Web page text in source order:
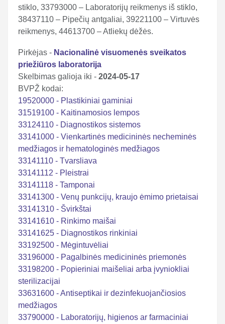
stiklo, 33793000 – Laboratorijų reikmenys iš stiklo,
38437110 – Pipečių antgaliai, 39221100 – Virtuvės
reikmenys, 44613700 – Atliekų dėžės.
Pirkėjas - Nacionalinė visuomenės sveikatos
priežiūros laboratorija
Skelbimas galioja iki - 2024-05-17
BVPŽ kodai:
19520000 - Plastikiniai gaminiai
31519100 - Kaitinamosios lempos
33124110 - Diagnostikos sistemos
33141000 - Vienkartinės medicininės necheminės
medžiagos ir hematologinės medžiagos
33141110 - Tvarsliava
33141112 - Pleistrai
33141118 - Tamponai
33141300 - Venų punkcijų, kraujo ėmimo prietaisai
33141310 - Švirkštai
33141610 - Rinkimo maišai
33141625 - Diagnostikos rinkiniai
33192500 - Mėgintuvėliai
33196000 - Pagalbinės medicininės priemonės
33198200 - Popieriniai maišeliai arba įvyniokliai
sterilizacijai
33631600 - Antiseptikai ir dezinfekuojančiosios
medžiagos
33790000 - Laboratorijų, higienos ar farmaciniai